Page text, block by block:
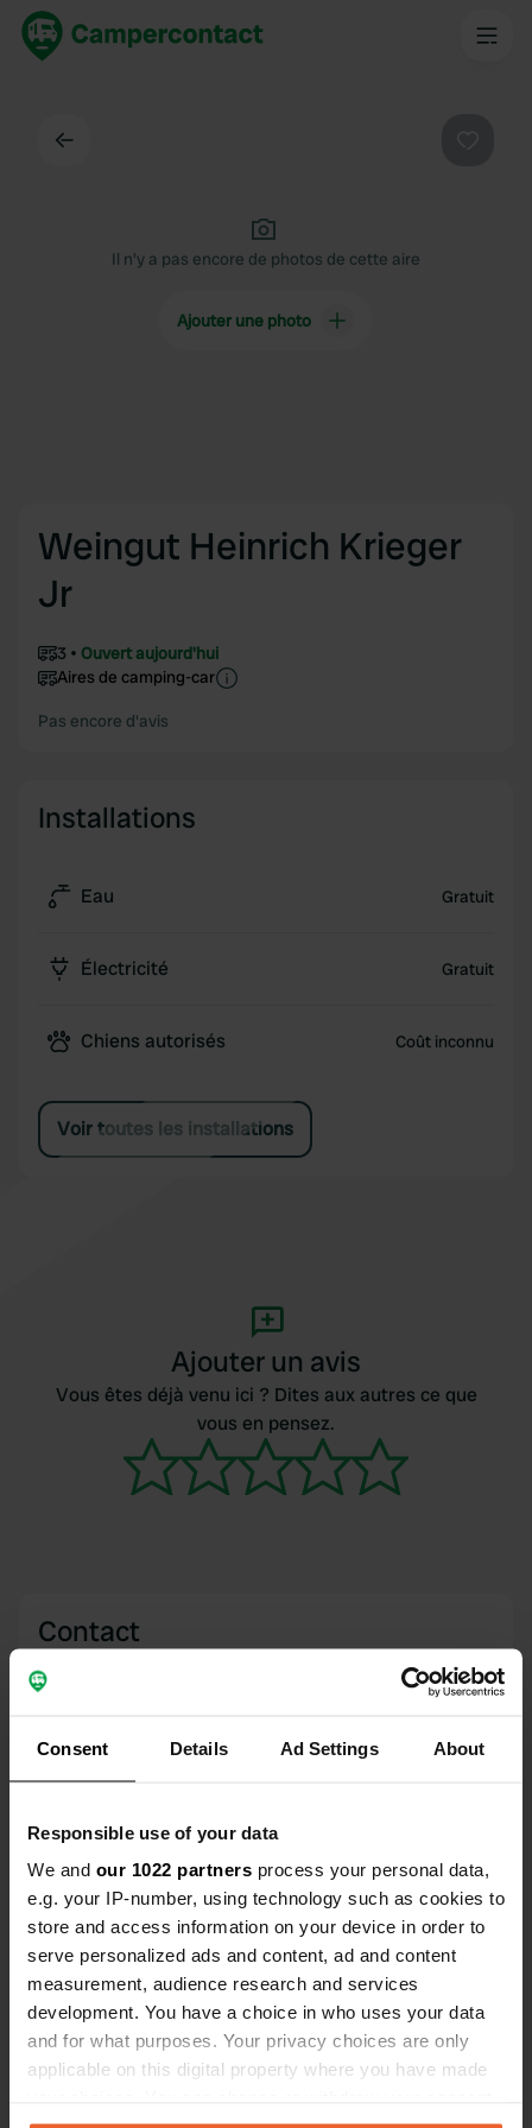
Consent Details Ad Settings About
Responsible use of your data
We and our 1022 partners process your personal data,
e.g. your IP-number, using technology such as cookies to
store and access information on your device in order to
serve personalized ads and content, ad and content
measurement, audience research and services
development. You have a choice in who uses your data
and for what purposes. Your privacy choices are only
applicable on this digital property where you have made
Il n'y a pas encore de photos de cette aire
Ajouter une photo
Weingut Heinrich Krieger
Jr
3
Ouvert aujourd'hui
Aires de camping-car
Pas encore d'avis
Installations
Eau Gratuit
Électricité Gratuit
Chiens autorisés Coût inconnu
Voir toutes les installations
Ajouter un avis
Vous êtes déjà venu ici ? Dites aux autres ce que
vous en pensez.
Contact
76835, Rhodt unter Rietburg, Allemagne
49° 16' 11" N 8° 6' 27" E
49.26975 8.10762
Copie
Code du site
2894
Passer àPRO+
pour toutes les coordonnées PRO+